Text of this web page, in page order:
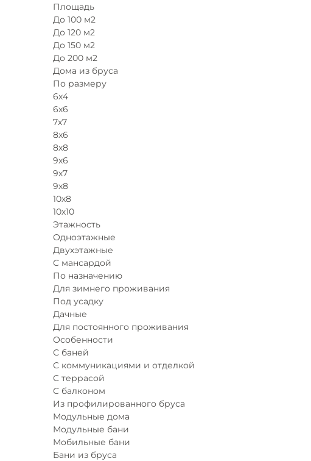
Площадь
До 100 м2
До 120 м2
До 150 м2
До 200 м2
Дома из бруса
По размеру
6х4
6х6
7х7
8x6
8х8
9х6
9х7
9х8
10х8
10х10
Этажность
Одноэтажные
Двухэтажные
С мансардой
По назначению
Для зимнего проживания
Под усадку
Дачные
Для постоянного проживания
Особенности
С баней
С коммуникациями и отделкой
С террасой
С балконом
Из профилированного бруса
Модульные дома
Модульные бани
Мобильные бани
Бани из бруса